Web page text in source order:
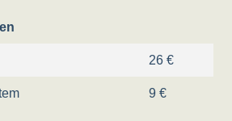
26 €
9 €